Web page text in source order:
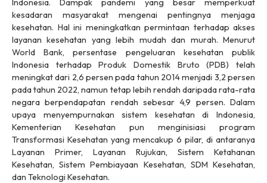
kesadaran masyarakat mengenai pentingnya menjaga
kesehatan. Hal ini meningkatkan permintaan terhadap akses
layanan kesehatan yang lebih mudah dan murah. Menurut
World Bank, persentase pengeluaran kesehatan publik
Indonesia terhadap Produk Domestik Bruto (PDB) telah
meningkat dari 2,6 persen pada tahun 2014 menjadi 3,2 persen
pada tahun 2022, namun tetap lebih rendah daripada rata-rata
negara berpendapatan rendah sebesar 4,9 persen. Dalam
upaya menyempurnakan sistem kesehatan di Indonesia,
Kementerian Kesehatan pun menginisiasi program
Transformasi Kesehatan yang mencakup 6 pilar, di antaranya
Layanan Primer, Layanan Rujukan, Sistem Ketahanan
Kesehatan, Sistem Pembiayaan Kesehatan, SDM Kesehatan,
dan Teknologi Kesehatan.